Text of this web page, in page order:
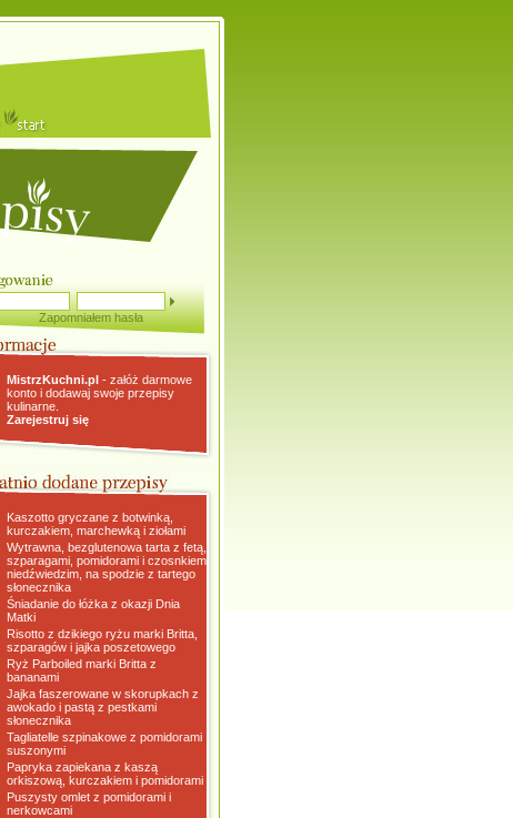
Zapomniałem hasła
MistrzKuchni.pl- załóż darmowe
konto i dodawaj swoje przepisy
kulinarne.
Zarejestruj się
Kaszotto gryczane z botwinką,
kurczakiem, marchewką i ziołami
Wytrawna, bezglutenowa tarta z fetą,
szparagami, pomidorami i czosnkiem
niedźwiedzim, na spodzie z tartego
słonecznika
Śniadanie do łóżka z okazji Dnia
Matki
Risotto z dzikiego ryżu marki Britta,
szparagów i jajka poszetowego
Ryż Parboiled marki Britta z
bananami
Jajka faszerowane w skorupkach z
awokado i pastą z pestkami
słonecznika
Tagliatelle szpinakowe z pomidorami
suszonymi
Papryka zapiekana z kaszą
orkiszową, kurczakiem i pomidorami
Puszysty omlet z pomidorami i
nerkowcami